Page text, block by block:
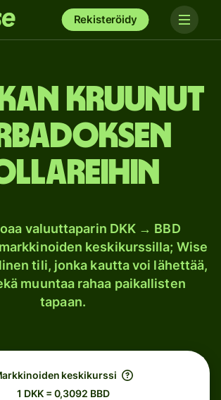
Rekisteröidy
kruunut
valuuttaparin DKK → BBD
keskikurssilla; Wise
tili, jonka kautta voi lähettää,
muuntaa rahaa paikallisten
tapaan.
keskikurssi
1 DKK = 0,3092 BBD